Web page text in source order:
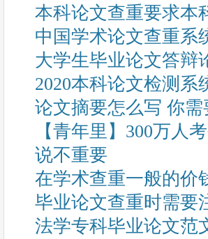
本科论文查重要求本
中国学术论文查重系
大学生毕业论文答辩
2020本科论文检测
论文摘要怎么写 你
【青年里】300万人
说不重要
在学术查重一般的价
毕业论文查重时需要
法学专科毕业论文范